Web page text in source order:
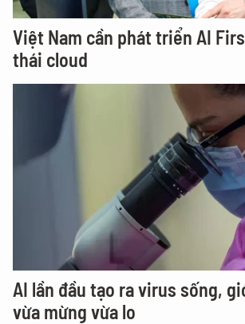
Việt Nam cần phát triển AI
thái cloud
AI lần đầu tạo ra virus sống,
vừa mừng vừa lo